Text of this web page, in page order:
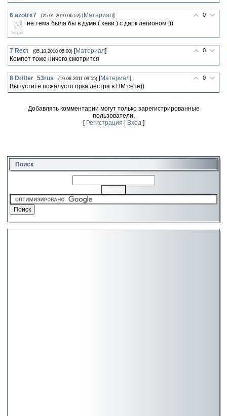
0
6 azotrx7 (25.01.2010 06:52) [Материал]
не тема была бы в думе ( хеви ) с дарк легионом :))
0
7 Rect (05.10.2010 05:00) [Материал]
Компот тоже ничего смотрится
0
8 Drifter_53rus (19.08.2011 09:55) [Материал]
Выпустите пожалусто орка дестра в НМ сете))
Добавлять комментарии могут только зарегистрированные
пользователи.
[ Регистрация Вход]
Поиск